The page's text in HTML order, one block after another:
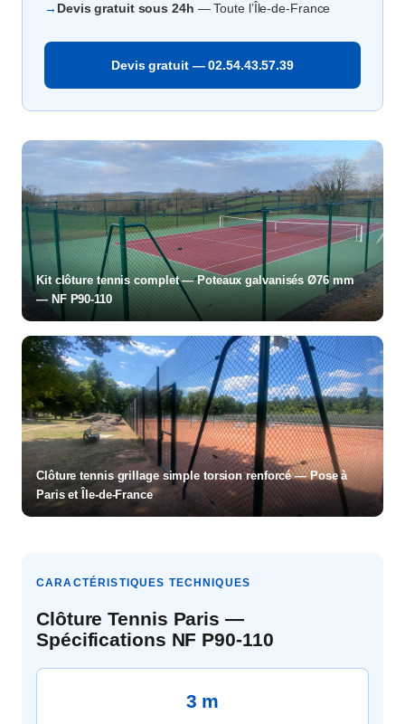
→ Devis gratuit sous 24h — Toute l’Île-de-France
Devis gratuit — 02.54.43.57.39
Kit clôture tennis complet — Poteaux galvanisés Ø76 mm
— NF P90-110
Clôture tennis grillage simple torsion renforcé — Pose à
Paris et Île-de-France
CARACTÉRISTIQUES TECHNIQUES
Clôture Tennis Paris —
Spécifications NF P90-110
3 m